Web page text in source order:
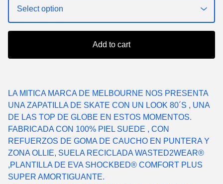
Add to cart
LA MITICA MARCA DE MELBOURNE NOS PRESENTA
UNA ZAPATILLA DE SKATE CON UN LOOK 80´S , UNA
DE LAS TOP DE GLOBE EN ESTOS MOMENTOS.
FABRICADA CON 100% PIEL SUEDE , CON
REFUERZOS DE GOMA DE CAUCHO EN PUNTERA Y
ZONA OLLIE, SUELA RECICLADA WASTED2WEAR®
,PLANTILLA DE EVA SHOCKBED® COMFORT PLUS
SUPER AMORTIGUANTE.